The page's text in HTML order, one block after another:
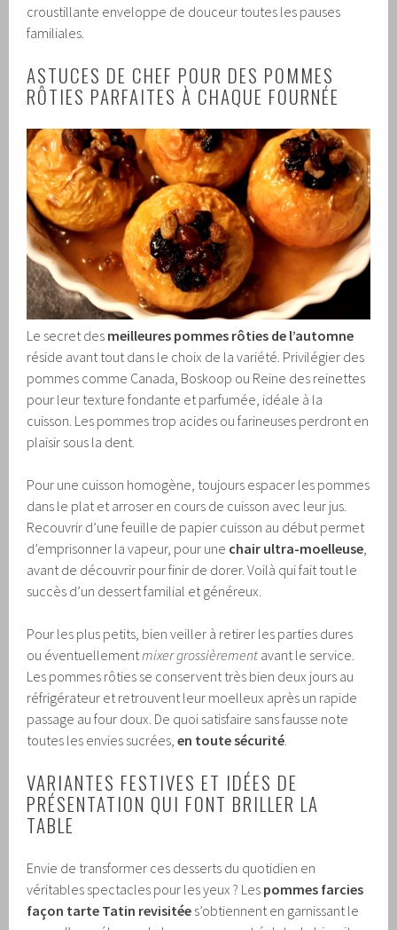
croustillante enveloppe de douceur toutes les pauses
familiales.
ASTUCES DE CHEF POUR DES POMMES
RÔTIES PARFAITES À CHAQUE FOURNÉE
Le secret des meilleures pommes rôties de l’automne
réside avant tout dans le choix de la variété. Privilégier des
pommes comme Canada, Boskoop ou Reine des reinettes
pour leur texture fondante et parfumée, idéale à la
cuisson. Les pommes trop acides ou farineuses perdront en
plaisir sous la dent.
Pour une cuisson homogène, toujours espacer les pommes
dans le plat et arroser en cours de cuisson avec leur jus.
Recouvrir d’une feuille de papier cuisson au début permet
d’emprisonner la vapeur, pour une chair ultra-moelleuse
avant de découvrir pour finir de dorer. Voilà qui fait tout le
succès d’un dessert familial et généreux.
Pour les plus petits, bien veiller à retirer les parties dures
ou éventuellement mixer grossièrement avant le service.
Les pommes rôties se conservent très bien deux jours au
réfrigérateur et retrouvent leur moelleux après un rapide
passage au four doux. De quoi satisfaire sans fausse note
toutes les envies sucrées,en toute sécurité
VARIANTES FESTIVES ET IDÉES DE
PRÉSENTATION QUI FONT BRILLER LA
TABLE
Envie de transformer ces desserts du quotidien en
véritables spectacles pour les yeux ? Les pommes farcies
façon tarte Tatin revisitée s’obtiennent en garnissant le